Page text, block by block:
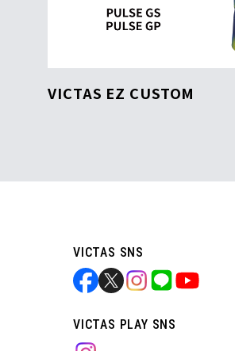
VICTAS EZ CUSTOM
VICTAS SNS
VICTAS PLAY SNS